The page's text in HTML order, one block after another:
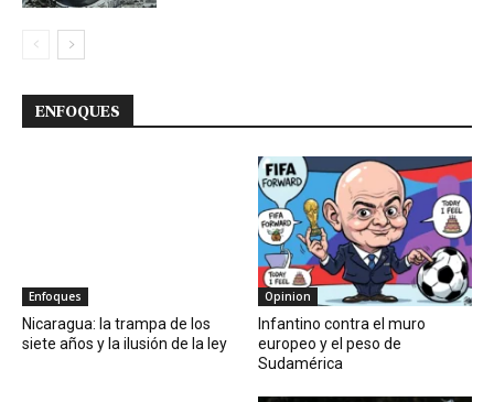
ENFOQUES
Enfoques
Nicaragua: la trampa de los
siete años y la ilusión de la ley
Opinion
Infantino contra el muro
europeo y el peso de
Sudamérica